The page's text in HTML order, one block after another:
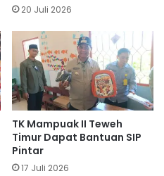
20 Juli 2026
TK Mampuak II Teweh
Timur Dapat Bantuan SIP
Pintar
17 Juli 2026